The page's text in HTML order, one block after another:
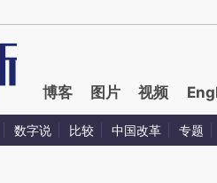
博客 图片 视频
数字说 比较 中国改革 专题